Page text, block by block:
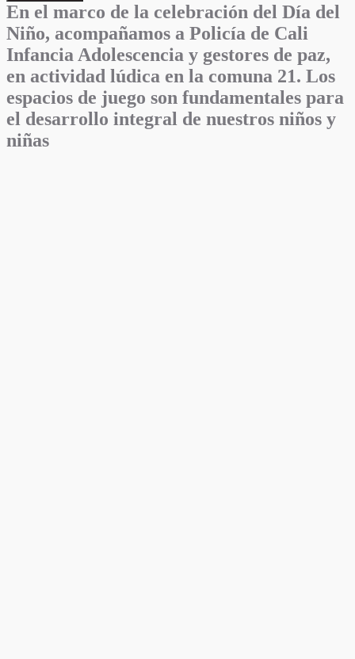
En el marco de la celebración del Día del
Niño, acompañamos a Policía de Cali
Infancia Adolescencia y gestores de paz,
en actividad lúdica en la comuna 21. Los
espacios de juego son fundamentales para
el desarrollo integral de nuestros niños y
niñas